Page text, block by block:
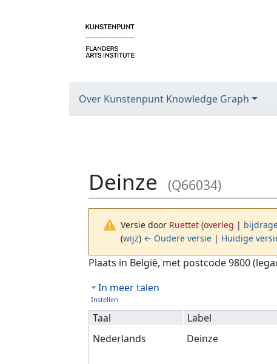
Over Kunstenpunt Knowledge Graph
Deinze (Q66034)
Versie door Ruettet (overleg |
(wijz) ← Oudere versie | Huidige
Ga naar: navigatie,zoeken
Plaats in België, met postcode 9800
In meer talen
Instellen
Taal Label
Nederlands
Deinze